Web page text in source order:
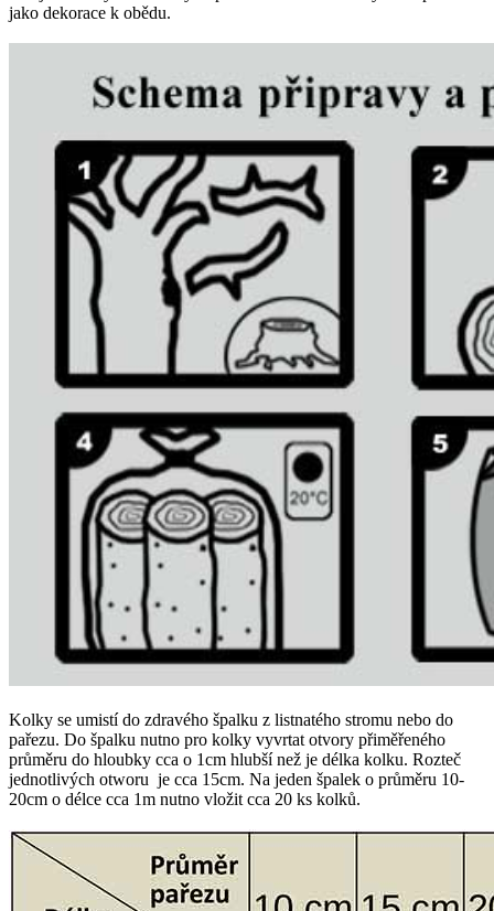
jako dekorace k obědu.
Kolky se umistí do zdravého špalku z listnatého stromu nebo do
pařezu. Do špalku nutno pro kolky vyvrtat otvory přiměřeného
průměru do hloubky cca o 1cm hlubší než je délka kolku. Rozteč
jednotlivých otworu je cca 15cm. Na jeden špalek o průměru 10-
20cm o délce cca 1m nutno vložit cca 20 ks kolků.